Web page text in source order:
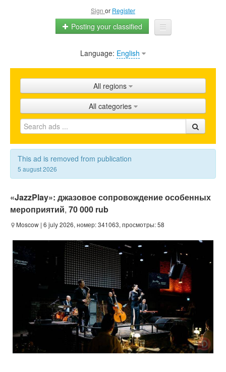
Sign or Register
Posting your classified
Home
Shops
Promotion
FAQ
Blog
Language: English
All regions
All categories
This ad is removed from publication
5 august 2026
«JazzPlay»: джазовое сопровождение особенных
мероприятий, 70 000 rub
Moscow | 6 july 2026, номер: 341063, просмотры: 58